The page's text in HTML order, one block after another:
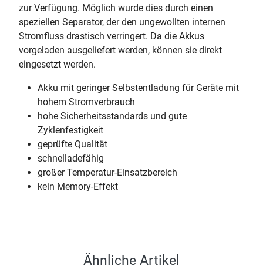
zur Verfügung. Möglich wurde dies durch einen
speziellen Separator, der den ungewollten internen
Stromfluss drastisch verringert. Da die Akkus
vorgeladen ausgeliefert werden, können sie direkt
eingesetzt werden.
Akku mit geringer Selbstentladung für Geräte mit
hohem Stromverbrauch
hohe Sicherheitsstandards und gute
Zyklenfestigkeit
geprüfte Qualität
schnelladefähig
großer Temperatur-Einsatzbereich
kein Memory-Effekt
Ähnliche Artikel